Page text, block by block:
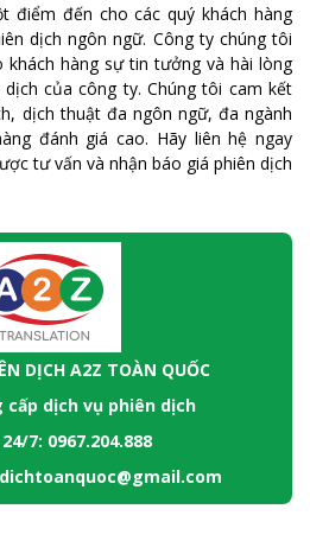
điểm đến cho các quý khách hàng
dịch ngôn ngữ. Công ty chúng tôi
khách hàng sự tin tưởng và hài lòng
của công ty. Chúng tôi cam kết
dịch thuật đa ngôn ngữ, đa ngành
đánh giá cao. Hãy liên hệ ngay
tư vấn và nhận báo giá phiên dịch
DỊCH A2Z TOÀN QUỐC
cấp dịch vụ phiên dịch
7: 0967.204.888